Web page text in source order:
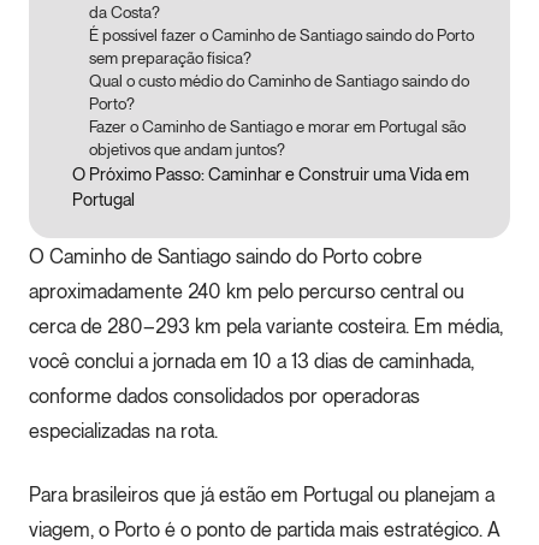
da Costa?
É possível fazer o Caminho de Santiago saindo do Porto
sem preparação física?
Qual o custo médio do Caminho de Santiago saindo do
Porto?
Fazer o Caminho de Santiago e morar em Portugal são
objetivos que andam juntos?
O Próximo Passo: Caminhar e Construir uma Vida em
Portugal
O Caminho de Santiago saindo do Porto cobre
aproximadamente 240 km pelo percurso central ou
cerca de 280–293 km pela variante costeira. Em média,
você conclui a jornada em 10 a 13 dias de caminhada,
conforme dados consolidados por operadoras
especializadas na rota.
Para brasileiros que já estão em Portugal ou planejam a
viagem, o Porto é o ponto de partida mais estratégico. A